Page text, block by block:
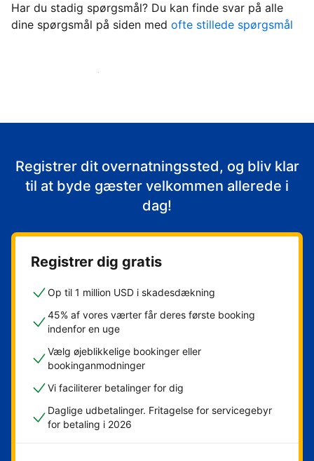
Har du stadig spørgsmål? Du kan finde svar på alle
dine spørgsmål på siden med ofte stillede spørgsmål
Begynd at tage imod gæster
Registrer dit overnatningssted, og bliv klar
til at byde gæster velkommen allerede i
dag!
Registrer dig gratis
Op til 1 million USD i skadesdækning
45% af vores værter får deres første booking
indenfor en uge
Vælg øjeblikkelige bookinger eller
bookinganmodninger
Vi faciliterer betalinger for dig
Daglige udbetalinger. Fritagelse for servicegebyr
for betaling i 2026